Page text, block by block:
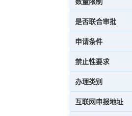
是否联合审批
申请条件
禁止性要求
办理类别
互联网申报地址